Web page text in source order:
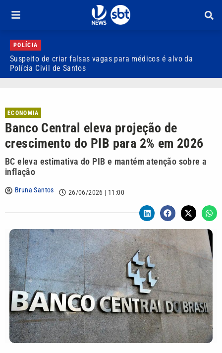
POLÍCIA
Suspeito de criar falsas vagas para médicos é alvo da
Polícia Civil de Santos
ECONOMIA
Banco Central eleva projeção de
crescimento do PIB para 2% em 2026
BC eleva estimativa do PIB e mantém atenção sobre a
inflação
Bruna Santos 26/06/2026 | 11:00